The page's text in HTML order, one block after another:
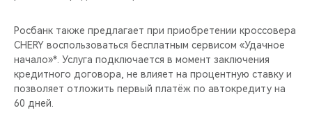
Росбанк также предлагает при приобретении кроссовера
CHERY воспользоваться бесплатным сервисом «Удачное
начало»*. Услуга подключается в момент заключения
кредитного договора, не влияет на процентную ставку и
позволяет отложить первый платёж по автокредиту на
60 дней.